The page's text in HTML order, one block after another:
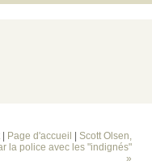
| Page d'accueil
Scott Olsen,
la police avec les "indignés"
»